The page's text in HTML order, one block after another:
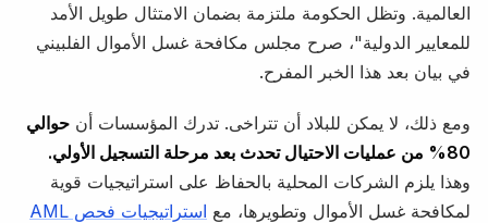
العالمية. وتظل الحكومة ملتزمة بضمان الامتثال طويل الأمد
للمعايير الدولية"، صرح مجلس مكافحة غسل الأموال الفلبيني
في بيان بعد هذا الخبر المفرح.
ومع ذلك، لا يمكن للبلاد أن تتراخى. تدرك المؤسسات أن حوالي
80% من عمليات الاحتيال تحدث بعد مرحلة التسجيل الأولي.
وهذا يلزم الشركات المحلية بالحفاظ على استراتيجيات قوية
لمكافحة غسل الأموال وتطويرها، مع
استراتيجيات فحص AML